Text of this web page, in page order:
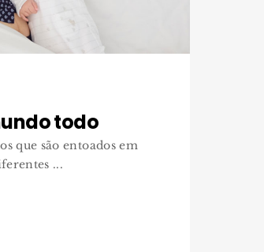
todo
que são entoados em
...